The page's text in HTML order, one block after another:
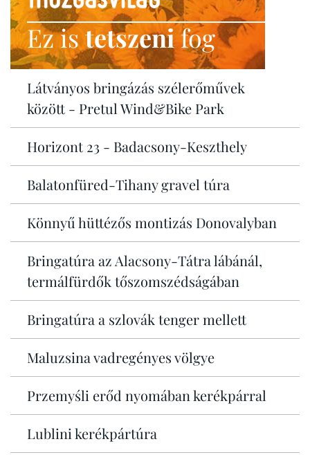
Ez istetszenifog
Látványos bringázás szélerőművek
között - Pretul Wind&Bike Park
Horizont 23 - Badacsony-Keszthely
Balatonfüred-Tihany gravel túra
Könnyű hüttézős montizás Donovalyban
Bringatúra az Alacsony-Tátra lábánál,
termálfürdők tőszomszédságában
Bringatúra a szlovák tenger mellett
Maluzsina vadregényes völgye
Przemyśli erőd nyomában kerékpárral
Lublini kerékpártúra